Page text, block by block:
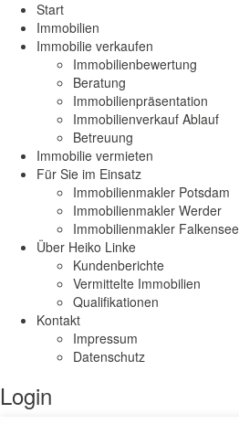
Start
Immobilien
Immobilie verkaufen
Immobilienbewertung
Beratung
Immobilienpräsentation
Immobilienverkauf Ablauf
Betreuung
Immobilie vermieten
Für Sie im Einsatz
Immobilienmakler Potsdam
Immobilienmakler Werder
Immobilienmakler Falkensee
Über Heiko Linke
Kundenberichte
Vermittelte Immobilien
Qualifikationen
Kontakt
Impressum
Datenschutz
Login